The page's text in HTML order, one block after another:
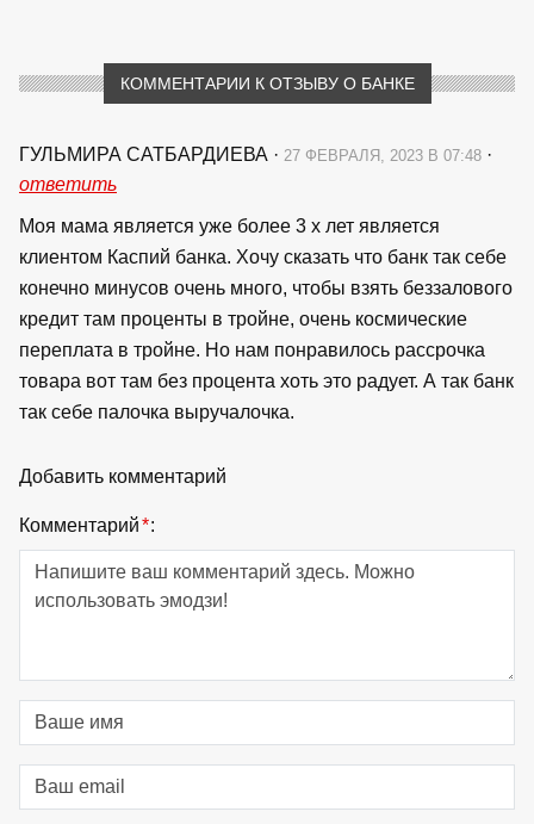
КОММЕНТАРИИ К ОТЗЫВУ О БАНКЕ
ГУЛЬМИРА САТБАРДИЕВА · 27 ФЕВРАЛЯ, 2023 В 07:48 ·
ответить
Моя мама является уже более 3 х лет является
клиентом Каспий банка. Хочу сказать что банк так себе
конечно минусов очень много, чтобы взять беззалового
кредит там проценты в тройне, очень космические
переплата в тройне. Но нам понравилось рассрочка
товара вот там без процента хоть это радует. А так банк
так себе палочка выручалочка.
Добавить комментарий
Комментарий*: